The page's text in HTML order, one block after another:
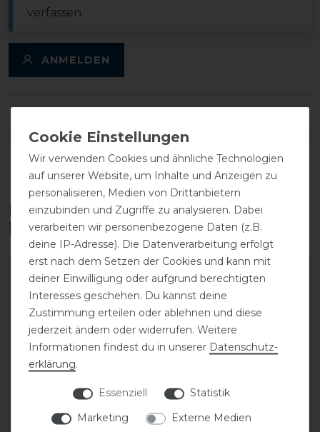
verfassen.
ANMELDEN
DETAILS ZUR PRODUKTSICHERHEIT
Diese Produkte könnten dich auch
interessieren
Eskadron Basics Delta
Eskadron Basics Delta
Wir verwenden Cookies und ähnliche Technologien
auf unserer Website, um Inhalte und Anzeigen zu
personalisieren, Medien von Drittanbietern
einzubinden und Zugriffe zu analysieren. Dabei
verarbeiten wir personenbezogene Daten (z.B.
deine IP-Adresse). Die Datenverarbeitung erfolgt
erst nach dem Setzen der Cookies und kann mit
deiner Einwilligung oder aufgrund berechtigten
Interesses geschehen. Du kannst deine
Zustimmung erteilen oder ablehnen und diese
jederzeit ändern oder widerrufen. Weitere
Informationen findest du in unserer Daten­schutz­
erklärung.
Essenziell
Statistik
Marketing
Externe Medien